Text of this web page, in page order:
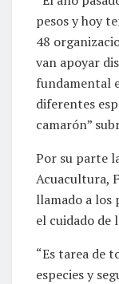
pesos y hoy
48
van apoyar
fundamental
diferentes
camarón”
Por su parte
Acuacultura,
llamado a los
el cuidado de
“Es tarea de
especies y